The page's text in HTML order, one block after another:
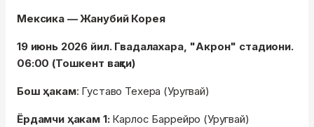
Мексика — Жанубий Корея
19 июнь 2026 йил. Гвадалахара, "Акрон" стадиони.
06:00 (Тошкент вақти)
Бош ҳакам: Густаво Техера (Уругвай)
Ёрдамчи ҳакам 1:Карлос Баррейро (Уругвай)